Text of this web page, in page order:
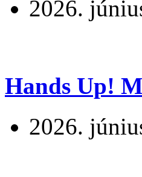
2026.
Hands Up!
2026.